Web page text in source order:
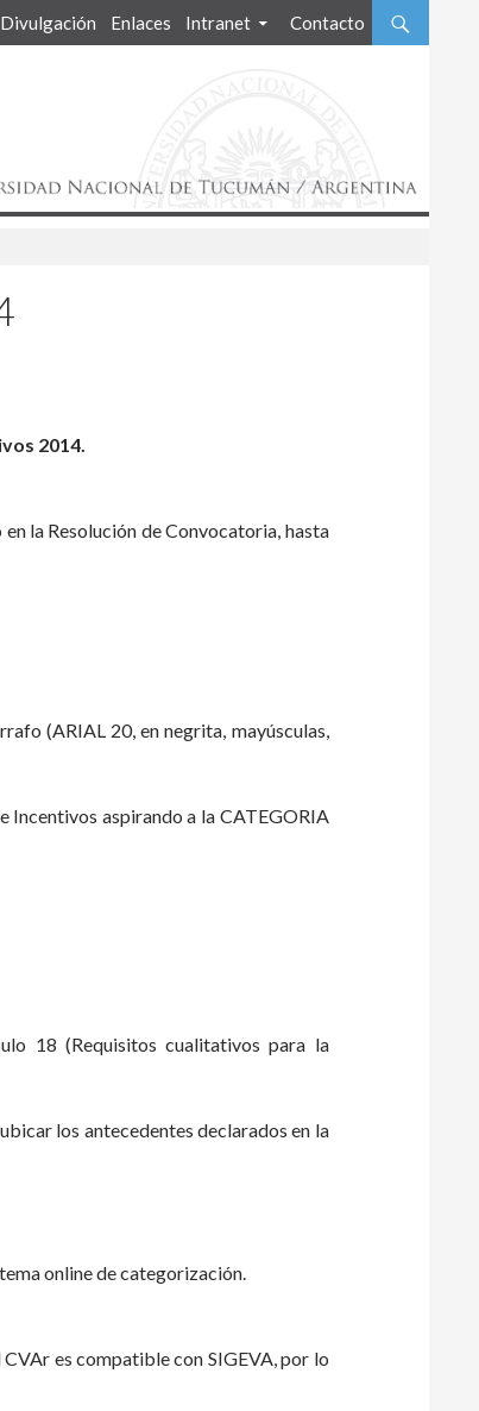
Divulgación Enlaces Intranet Contacto
2014.
la Resolución de Convocatoria, hasta
(ARIAL 20, en negrita, mayúsculas,
Incentivos aspirando a la CATEGORIA
18 (Requisitos cualitativos para la
los antecedentes declarados en la
online de categorización.
es compatible con SIGEVA, por lo